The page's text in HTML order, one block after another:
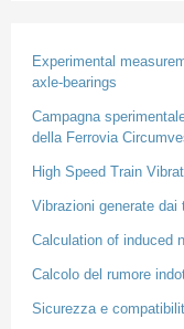
Experimental
axle-bearings
Campagna
della Ferrovia
High Speed Train
Vibrazioni generate
Calculation of induced
Calcolo del rumore
Sicurezza e